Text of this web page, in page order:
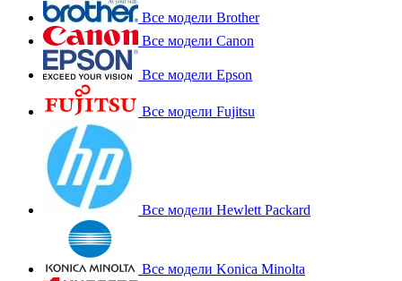
Все модели Brother
Все модели Canon
Все модели Epson
Все модели Fujitsu
Все модели Hewlett Packard
Все модели Konica Minolta